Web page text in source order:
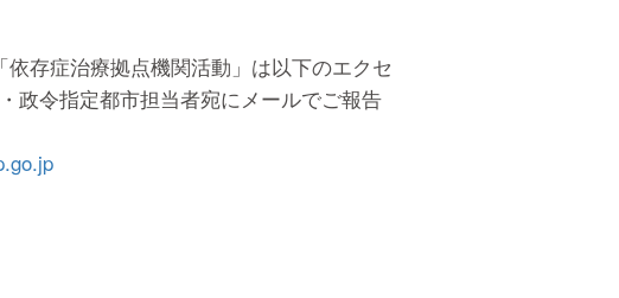
存症治療拠点機関活動」は以下のエクセ
政令指定都市担当者宛にメールでご報告